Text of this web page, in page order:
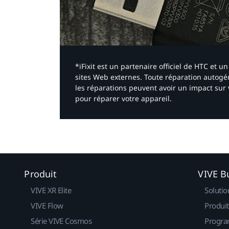
*iFixit est un partenaire officiel de HTC et
sites Web externes. Toute réparation
les réparations peuvent avoir un impact
pour réparer votre appareil.​
Produit
VIVE XR Elite
VIVE Flow
Série VIVE Cosmos
VIVE